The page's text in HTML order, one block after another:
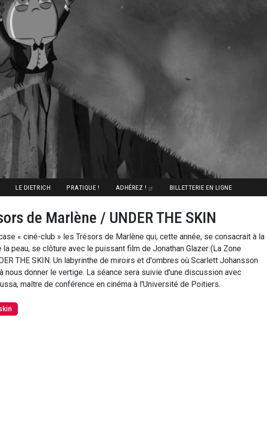
LE DIETRICH PRATIQUE ! ADHÉREZ ! BILLETTERIE EN LIGNE
de Marlène / UNDER THE SKIN
« ciné-club » les Trésors de Marlène qui, cette année, se consacrait à la
la peau, se clôture avec le puissant film de Jonathan Glazer (La Zone
THE SKIN. Un labyrinthe de miroirs et d'ombres où Scarlett Johansson
nous donner le vertige. La séance sera suivie d'une discussion avec
maître de conférence en cinéma à l'Université de Poitiers.